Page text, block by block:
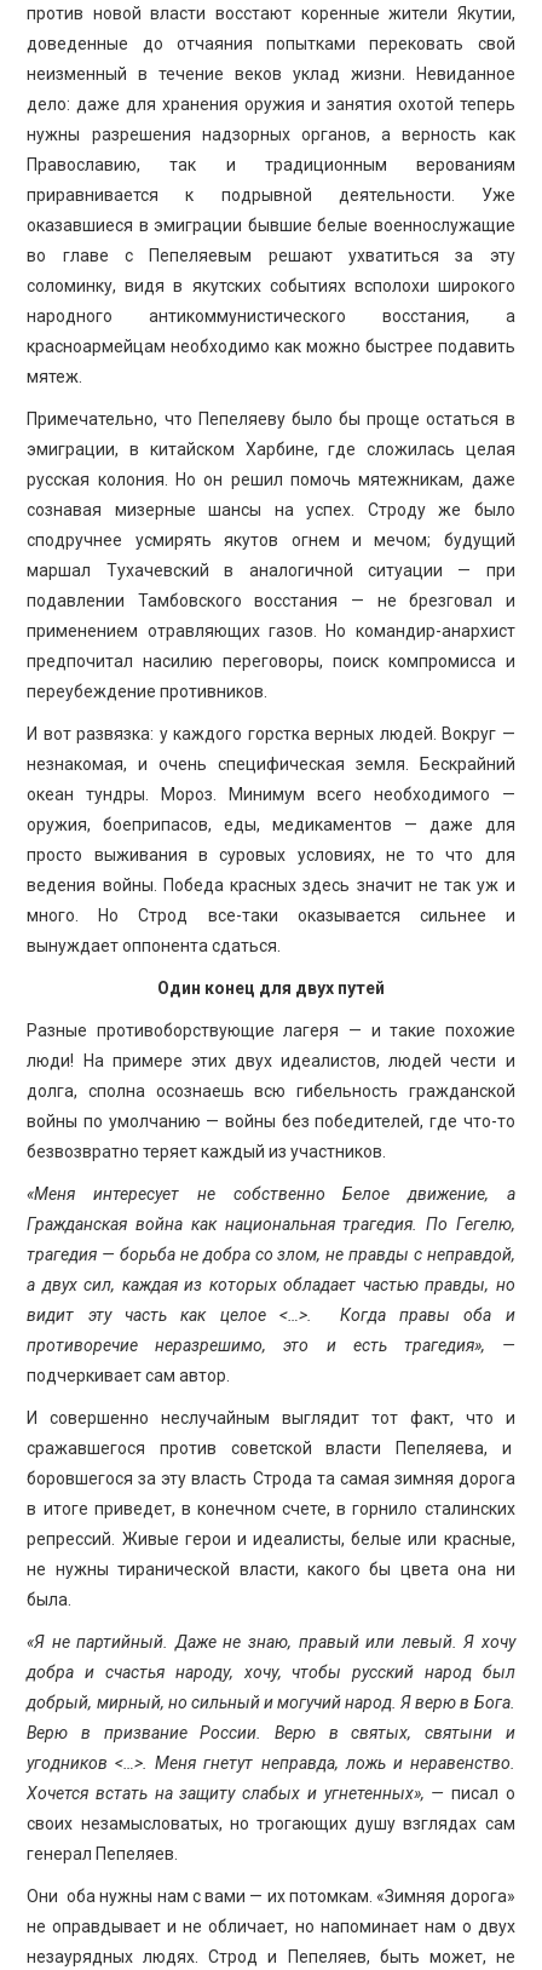
против новой власти восстают коренные жители Якутии,
доведенные до отчаяния попытками перековать свой
неизменный в течение веков уклад жизни. Невиданное
дело: даже для хранения оружия и занятия охотой теперь
нужны разрешения надзорных органов, а верность как
Православию, так и традиционным верованиям
приравнивается к подрывной деятельности. Уже
оказавшиеся в эмиграции бывшие белые военнослужащие
во главе с Пепеляевым решают ухватиться за эту
соломинку, видя в якутских событиях всполохи широкого
народного антикоммунистического восстания, а
красноармейцам необходимо как можно быстрее подавить
мятеж.
Примечательно, что Пепеляеву было бы проще остаться в
эмиграции, в китайском Харбине, где сложилась целая
русская колония. Но он решил помочь мятежникам, даже
сознавая мизерные шансы на успех. Строду же было
сподручнее усмирять якутов огнем и мечом; будущий
маршал Тухачевский в аналогичной ситуации — при
подавлении Тамбовского восстания — не брезговал и
применением отравляющих газов. Но командир-анархист
предпочитал насилию переговоры, поиск компромисса и
переубеждение противников.
И вот развязка: у каждого горстка верных людей. Вокруг —
незнакомая, и очень специфическая земля. Бескрайний
океан тундры. Мороз. Минимум всего необходимого —
оружия, боеприпасов, еды, медикаментов — даже для
просто выживания в суровых условиях, не то что для
ведения войны. Победа красных здесь значит не так уж и
много. Но Строд все-таки оказывается сильнее и
вынуждает оппонента сдаться.
Один конец для двух путей
Разные противоборствующие лагеря — и такие похожие
люди! На примере этих двух идеалистов, людей чести и
долга, сполна осознаешь всю гибельность гражданской
войны по умолчанию — войны без победителей, где что-то
безвозвратно теряет каждый из участников.
«Меня интересует не собственно Белое движение, а
Гражданская война как национальная трагедия. По Гегелю,
трагедия — борьба не добра со злом, не правды с неправдой,
а двух сил, каждая из которых обладает частью правды, но
видит эту часть как целое <…>. Когда правы оба и
противоречие неразрешимо, это и есть трагедия», —
подчеркивает сам автор.
И совершенно неслучайным выглядит тот факт, что и
сражавшегося против советской власти Пепеляева, и
боровшегося за эту власть Строда та самая зимняя дорога
в итоге приведет, в конечном счете, в горнило сталинских
репрессий. Живые герои и идеалисты, белые или красные,
не нужны тиранической власти, какого бы цвета она ни
была.
«Я не партийный. Даже не знаю, правый или левый. Я хочу
добра и счастья народу, хочу, чтобы русский народ был
добрый, мирный, но сильный и могучий народ. Я верю в Бога.
Верю в призвание России. Верю в святых, святыни и
угодников <…>. Меня гнетут неправда, ложь и неравенство.
Хочется встать на защиту слабых и угнетенных», — писал о
своих незамысловатых, но трогающих душу взглядах сам
генерал Пепеляев.
Они оба нужны нам с вами — их потомкам. «Зимняя дорога»
не оправдывает и не обличает, но напоминает нам о двух
незаурядных людях. Строд и Пепеляев, быть может, не